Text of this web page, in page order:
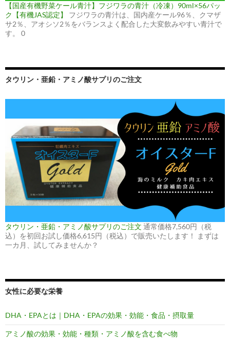
【国産有機野菜ケール青汁】フジワラの青汁（冷凍）90ml×56パッ
ク【有機JAS認定】
フジワラの青汁は、国内産ケール96％、クマザ
サ2％、アオシソ2％をバランスよく配合した大変飲みやすい青汁で
す。 0
タウリン・亜鉛・アミノ酸サプリのご注文
タウリン・亜鉛・アミノ酸サプリのご注文 通常価格7,560円（税
込）を初回お試し価格6,615円（税込）で販売いたします！ まずは
一カ月、試してみませんか？
女性に必要な栄養
DHA・EPAとは｜DHA・EPAの効果・効能・食品・摂取量
アミノ酸の効果・効能・種類・アミノ酸を含む食べ物